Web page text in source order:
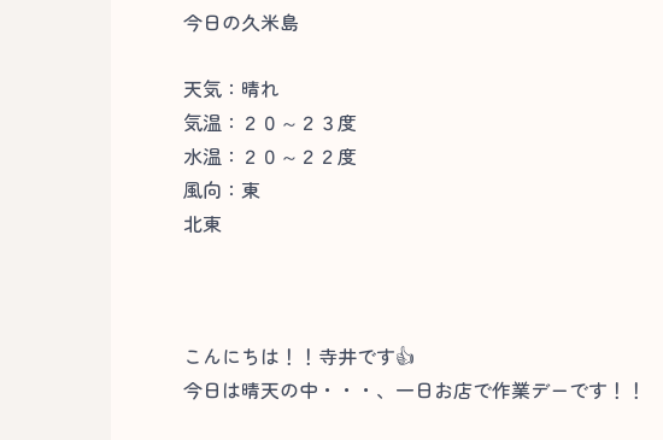
今日の久米島
天気：晴れ
気温：２０～２３度
水温：２０～２２度
風向：東
北東
こんにちは！！寺井です👍
今日は晴天の中・・・、一日お店で作業デーです！！